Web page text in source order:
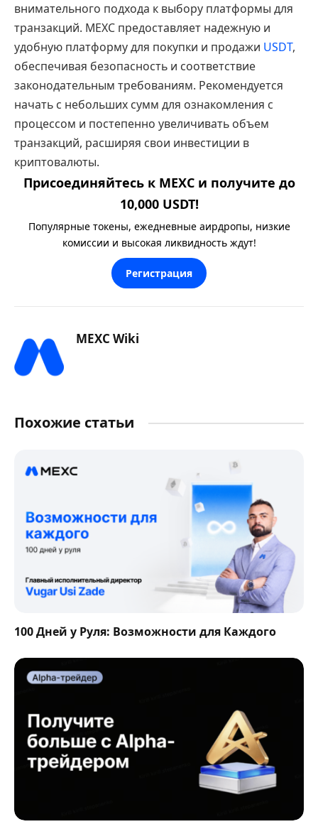
внимательного подхода к выбору платформы для
транзакций. MEXC предоставляет надежную и
удобную платформу для покупки и продажи USDT,
обеспечивая безопасность и соответствие
законодательным требованиям. Рекомендуется
начать с небольших сумм для ознакомления с
процессом и постепенно увеличивать объем
транзакций, расширяя свои инвестиции в
криптовалюты.
Присоединяйтесь к MEXC и получите до
10,000 USDT!
Популярные токены, ежедневные аирдропы, низкие
комиссии и высокая ликвидность ждут!
Регистрация
MEXC Wiki
Похожие статьи
100 Дней у Руля: Возможности для Каждого